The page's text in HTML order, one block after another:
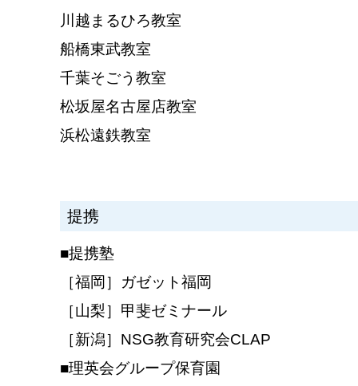
川越まるひろ教室
船橋東武教室
千葉そごう教室
松坂屋名古屋店教室
浜松遠鉄教室
提携
■提携塾
［福岡］ガゼット福岡
［山梨］甲斐ゼミナール
［新潟］NSG教育研究会CLAP
■理英会グループ保育園